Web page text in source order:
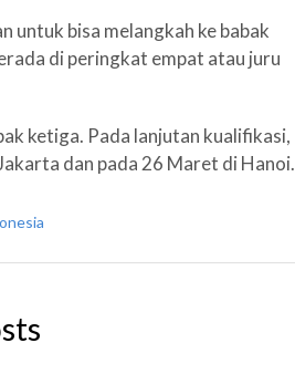
untuk bisa melangkah ke babak
di peringkat empat atau juru
ketiga. Pada lanjutan kualifikasi,
dan pada 26 Maret di Hanoi.